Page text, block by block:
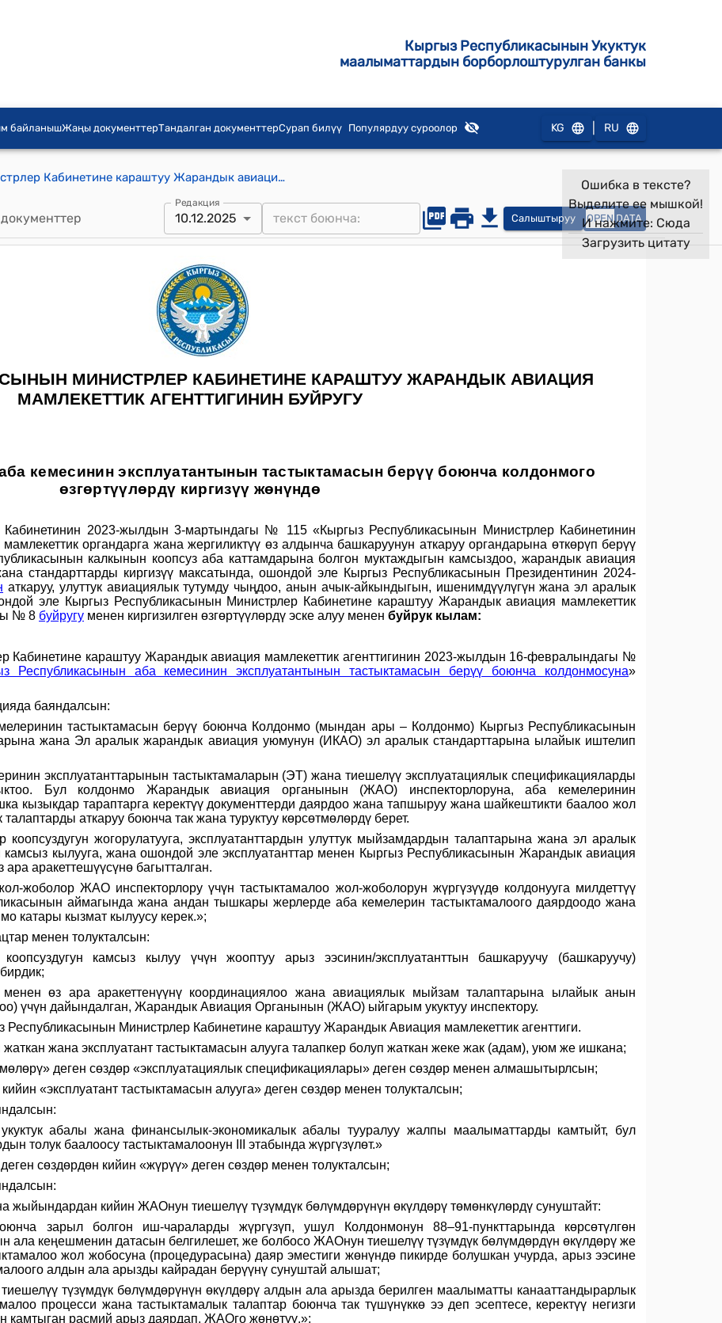
Кыргыз Республикасынын Укуктук
маалыматтардын борборлоштурулган банкы
байланышЖаңы документтерТандалган документтерСурап билүү Популярдуу суроолор KG RU
Кыргыз Республикасынын Министрлер Кабинетине караштуу Жарандык авиация мамлекеттик агенттигинин 2025-жылдын 10-декабрындагы № 11 "Кыргыз Республикасынын аба кемесинин эксплуатантынын тастыктамасын берүү боюнча колдонмого өзгөртүүлөрдү киргизүү жөнүндө" буйругу
Редакция
10.12.2025 Салыштыруу OPEN DATA
Ошибка в тексте?
Выделите ее мышкой!
И нажмите: Сюда
Загрузить цитату